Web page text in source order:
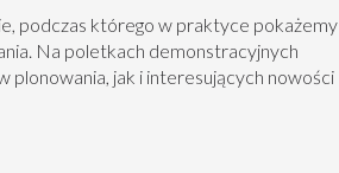
podczas którego w praktyce pokażemy
Na poletkach demonstracyjnych
plonowania, jak i interesujących nowości